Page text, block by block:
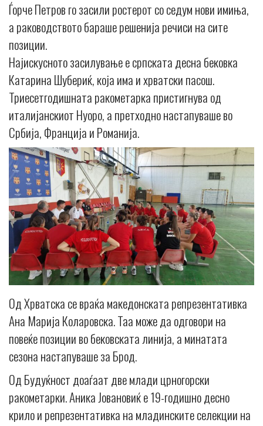
Ѓорче Петров го засили ростерот со седум нови имиња,
а раководството бараше решенија речиси на сите
позиции.
Најискусното засилување е српската десна бековка
Катарина Шубериќ, која има и хрватски пасош.
Триесетгодишната ракометарка пристигнува од
италијанскиот Нуоро, а претходно настапуваше во
Србија, Франција и Романија.
Од Хрватска се враќа македонската репрезентативка
Ана Марија Коларовска. Таа може да одговори на
повеќе позиции во бековската линија, а минатата
сезона настапуваше за Брод.
Од Будуќност доаѓаат две млади црногорски
ракометарки. Аника Јовановиќ е 19-годишно десно
крило и репрезентативка на младинските селекции на